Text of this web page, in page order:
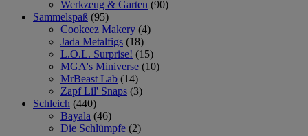
Werkzeug & Garten (90)
Sammelspaß (95)
Cookeez Makery (4)
Jada Metalfigs (18)
L.O.L. Surprise! (15)
MGA's Miniverse (10)
MrBeast Lab (14)
Zapf Lil' Snaps (3)
Schleich (440)
Bayala (46)
Die Schlümpfe (2)